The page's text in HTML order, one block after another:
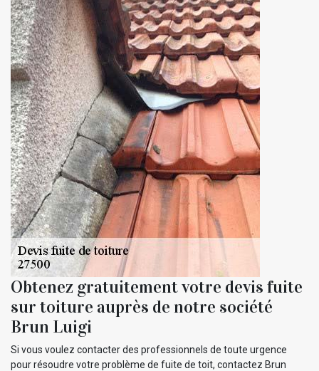
Obtenez gratuitement votre devis fuite
sur toiture auprès de notre société
Brun Luigi
Si vous voulez contacter des professionnels de toute urgence
pour résoudre votre problème de fuite de toit, contactez Brun